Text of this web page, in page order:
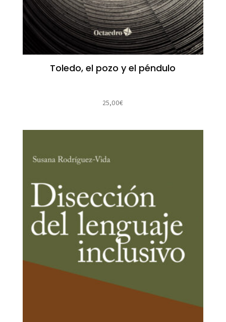
Toledo, el pozo y el péndulo
25,00€